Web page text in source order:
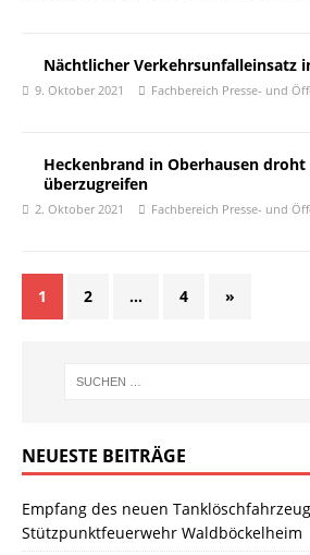
Nächtlicher Verkehrsunfalleinsatz
9. Oktober 2021 Fachbereich Presse- und
Heckenbrand in Oberhausen
überzugreifen
2. Oktober 2021 Fachbereich Presse- und
1 2 … 4 »
NEUESTE BEITRÄGE
Empfang des neuen
Stützpunktfeuerwehr Waldböckelheim